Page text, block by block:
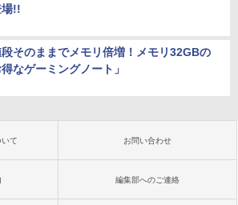
!!
段そのままでメモリ倍増！メモリ32GBの
得なゲーミングノート」
て お問い合わせ
編集部へのご連絡